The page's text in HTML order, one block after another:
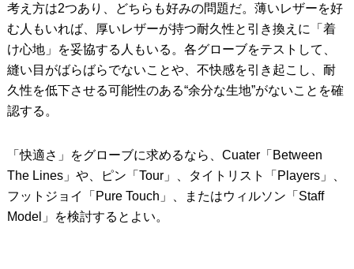
考え方は2つあり、どちらも好みの問題だ。薄いレザーを好
む人もいれば、厚いレザーが持つ耐久性と引き換えに「着
け心地」を妥協する人もいる。各グローブをテストして、
縫い目がばらばらでないことや、不快感を引き起こし、耐
久性を低下させる可能性のある“余分な生地”がないことを確
認する。
「快適さ」をグローブに求めるなら、Cuater「Between
The Lines」や、ピン「Tour」、タイトリスト「Players」、
フットジョイ「Pure Touch」、またはウィルソン「Staff
Model」を検討するとよい。